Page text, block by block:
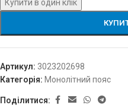
Купити в один клік
Артикул: 3023202698
Категорія: Монолітний пояс
Поділитися: